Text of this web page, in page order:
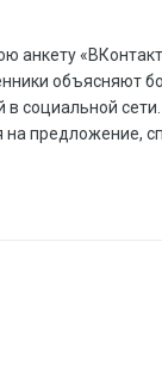
анкету
объясняют
социальной
на предложение,